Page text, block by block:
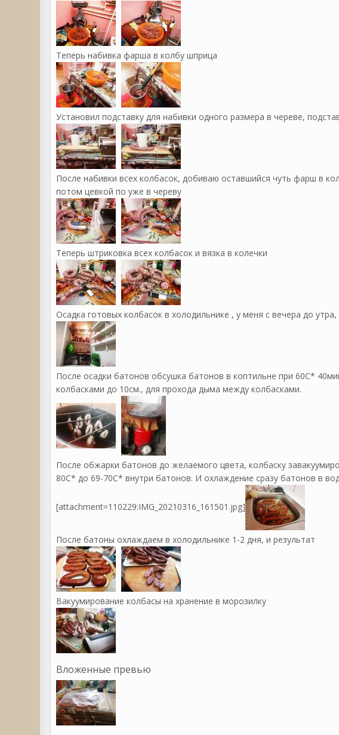
Теперь набивка фарша в колбу шприца
Установил подставку для набивки одного размера в череве,
После набивки всех колбасок, добиваю оставшийся чуть фарш в
потом цевкой по уже в череву
Теперь штриковка всех колбасок и вязка в колечки
Осадка готовых колбасок в холодильнике , у меня с вечера до
После осадки батонов обсушка батонов в коптильне при 60С*
колбасками до 10см., для прохода дыма между колбасками.
После обжарки батонов до желаемого цвета, колбаску
80С* до 69-70С* внутри батонов. И охлаждение сразу батонов в
[attachment=110229:IMG_20210316_161501.jpg]
После батоны охлаждаем в холодильнике 1-2 дня, и результат
Вакуумирование колбасы на хранение в морозилку
Вложенные превью